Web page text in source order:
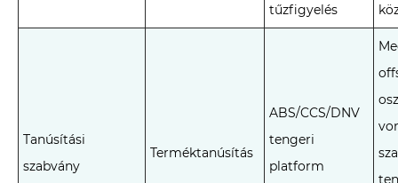
tűzfigyelés
Tanúsítási
szabvány
Terméktanúsítás
ABS/CCS/DNV
tengeri
platform